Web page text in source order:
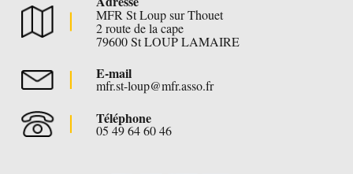
MFR St Loup sur Thouet
2 route de la cape
79600 St LOUP LAMAIRE
E-mail
mfr.st-loup@mfr.asso.fr
Téléphone
05 49 64 60 46